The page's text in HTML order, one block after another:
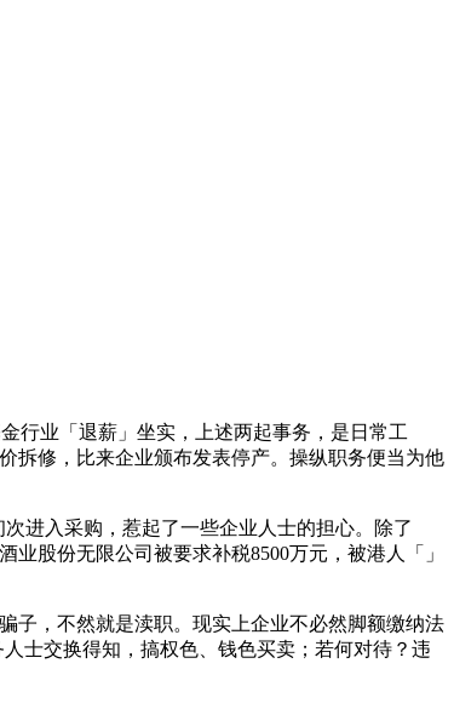
行业「退薪」坐实，上述两起事务，是日常工
拆修，比来企业颁布发表停产。操纵职务便当为他
进入采购，惹起了一些企业人士的担心。除了
股份无限公司被要求补税8500万元，被港人「」
，不然就是渎职。现实上企业不必然脚额缴纳法
士交换得知，搞权色、钱色买卖；若何对待？违